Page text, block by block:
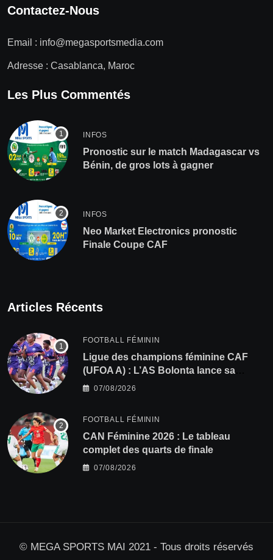
Contactez-Nous
Email : info@megasportsmedia.com
Adresse : Casablanca, Maroc
Les Plus Commentés
INFOS
Pronostic sur le match Madagascar vs
Bénin, de gros lots à gagner
INFOS
Neo Market Electronics pronostic
Finale Coupe CAF
Articles Récents
FOOTBALL FÉMININ
Ligue des champions féminine CAF
(UFOA A) : L’AS Bolonta lance sa
conquête de l’Afrique en Gambie
07/08/2026
FOOTBALL FÉMININ
CAN Féminine 2026 : Le tableau
complet des quarts de finale
07/08/2026
© MEGA SPORTS MAI 2021 - Tous droits réservés